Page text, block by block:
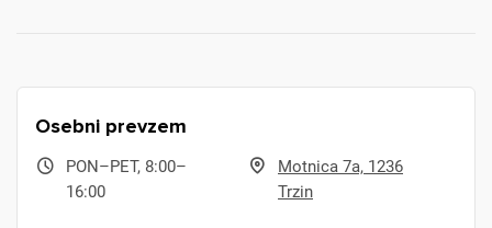
Osebni prevzem
PON–PET, 8:00–
16:00
Motnica 7a, 1236
Trzin